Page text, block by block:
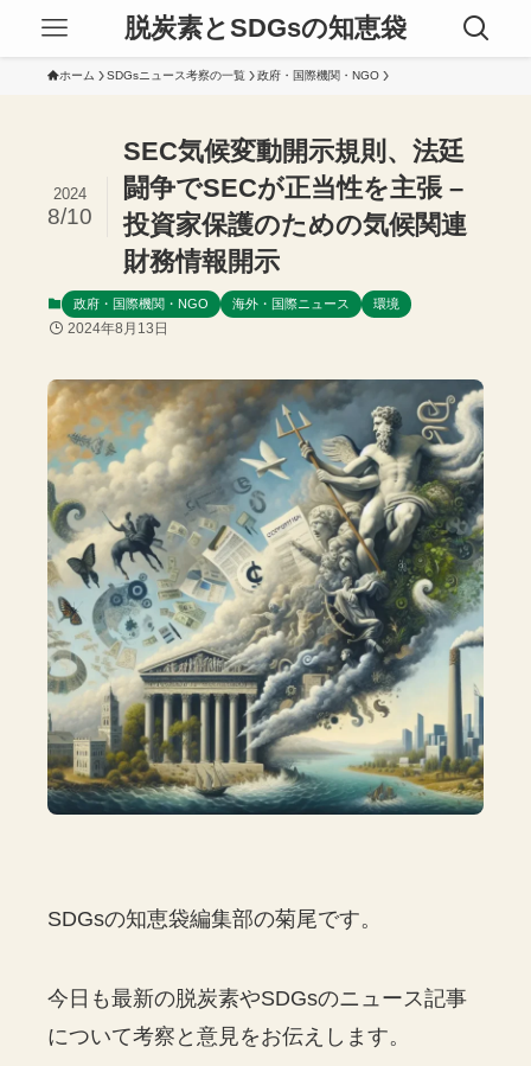
脱炭素とSDGsの知恵袋
ホーム SDGsニュース考察の一覧 政府・国際機関・NGO
SEC気候変動開示規則、法廷
闘争でSECが正当性を主張 –
投資家保護のための気候関連
財務情報開示
2024
8/10
政府・国際機関・NGO 海外・国際ニュース 環境
2024年8月13日
SDGsの知恵袋編集部の菊尾です。
今日も最新の脱炭素やSDGsのニュース記事
について考察と意見をお伝えします。